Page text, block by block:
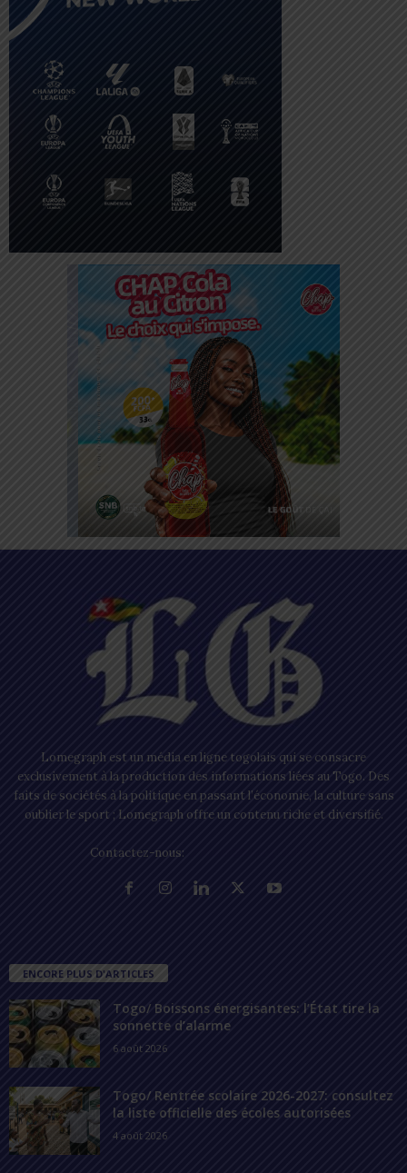
Lomegraph est un média en ligne togolais qui se consacre
exclusivement à la production des informations liées au Togo. Des
faits de sociétés à la politique en passant l’économie, la culture sans
oublier le sport ; Lomegraph offre un contenu riche et diversifié.
Contactez-nous:
ENCORE PLUS D'ARTICLES
Togo/ Boissons énergisantes: l’État tire la
sonnette d’alarme
6 août 2026
Togo/ Rentrée scolaire 2026-2027: consultez
la liste officielle des écoles autorisées
4 août 2026